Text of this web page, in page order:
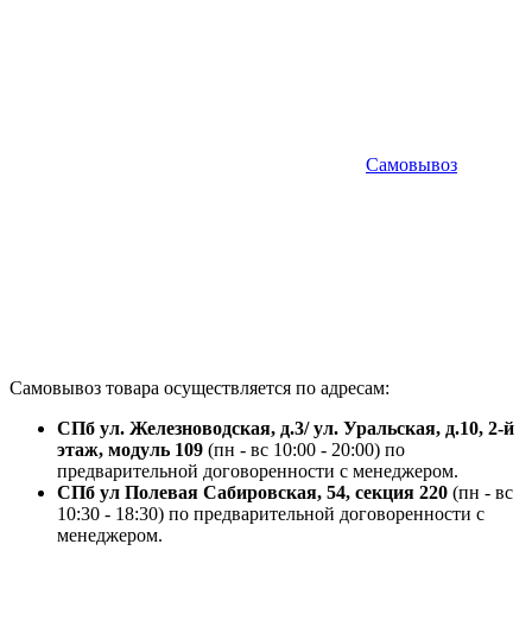
Самовывоз
Самовывоз товара осуществляется по адресам:
СПб ул. Железноводская, д.3/ ул. Уральская, д.10, 2-й
этаж, модуль 109 (пн - вс 10:00 - 20:00) по
предварительной договоренности с менеджером.
СПб ул Полевая Сабировская, 54, секция 220 (пн - вс
10:30 - 18:30) по предварительной договоренности с
менеджером.